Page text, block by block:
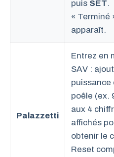
puis SET.
« Terminé
apparaît.
Palazzetti
Entrez en
SAV :
puissance
poêle (ex.
aux 4
affichés
obtenir le
Reset